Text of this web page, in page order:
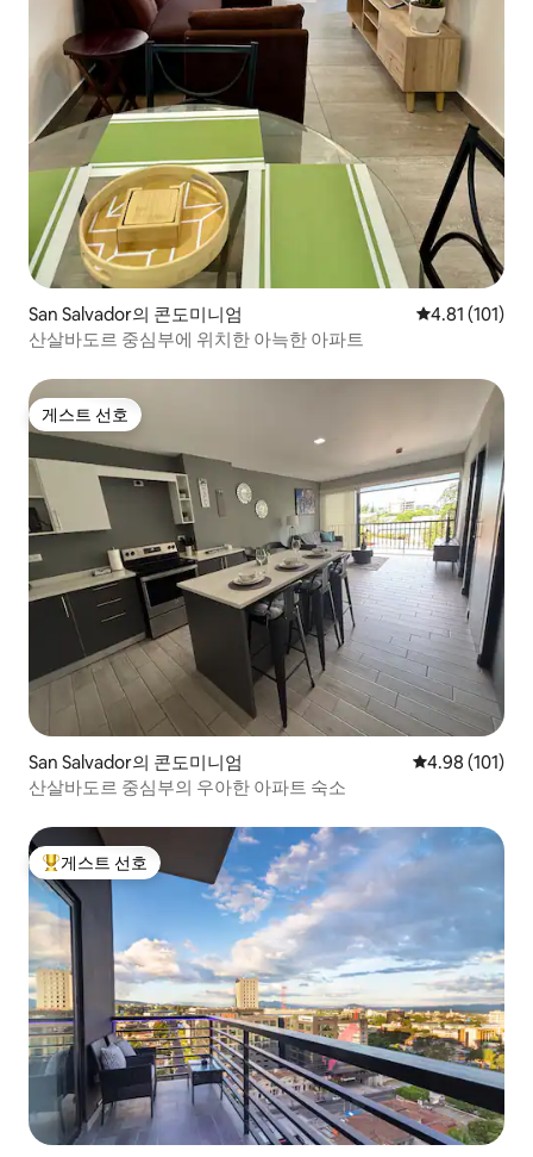
San Salvador의 콘도미니엄 평점 4.81점(5
4.81 (101)
산살바도르 중심부에 위치한 아늑한 아파트
게스트 선호
게스트 선호
San Salvador의 콘도미니엄 평점 4.98점(5
4.98 (101)
산살바도르 중심부의 우아한 아파트 숙소
상위 게스트 선호
게스트 선호